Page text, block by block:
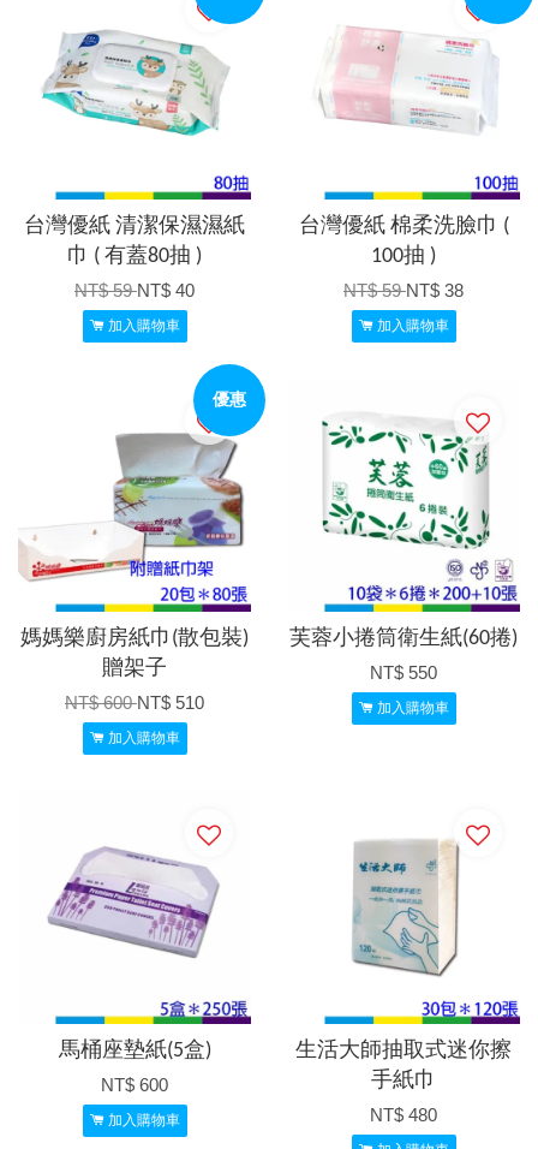
台灣優紙 清潔保濕濕紙
巾 ( 有蓋80抽 )
NT$ 59NT$ 40
加入購物車
台灣優紙 棉柔洗臉巾 (
100抽 )
NT$ 59NT$ 38
加入購物車
優惠
媽媽樂廚房紙巾(散包裝)
贈架子
NT$ 600NT$ 510
加入購物車
芙蓉小捲筒衛生紙(60捲)
NT$ 550
加入購物車
馬桶座墊紙(5盒)
NT$ 600
加入購物車
生活大師抽取式迷你擦
手紙巾
NT$ 480